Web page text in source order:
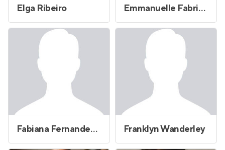
Elga Ribeiro Emmanuelle Fabricio da Silva
Fabiana Fernandes de Lira Franklyn Wanderley